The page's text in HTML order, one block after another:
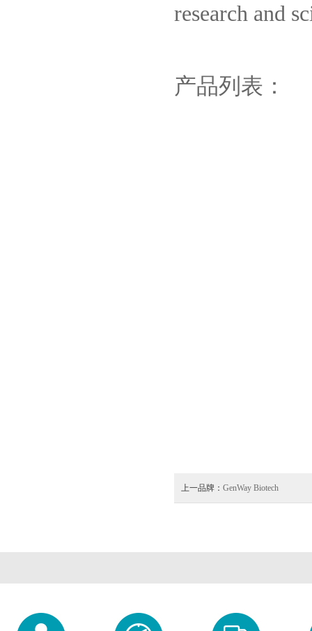
research and
产品列表：
上一品牌： GenWay Biotech